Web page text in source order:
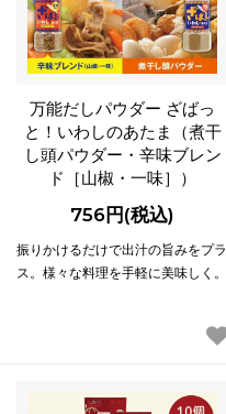
万能だしパウダー ざばっ
と！いわしのあたま（煮干
し頭パウダー・辛味ブレン
ド［山椒・一味］）
756円(税込)
振りかけるだけで出汁の旨みをプラ
ス。様々な料理を手軽に美味しく。